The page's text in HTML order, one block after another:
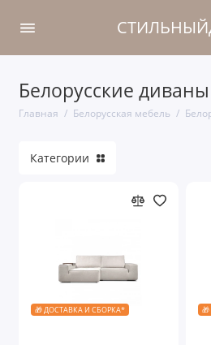
Белорусские диваны
Главная Белорусская мебель
Белорусские кровати
Белорусские шкафы
Белорусская мягкая мебель
Белорусские комоды
Белорусские прихожие
Категории
🎁 ДОСТАВКА И СБОРКА*